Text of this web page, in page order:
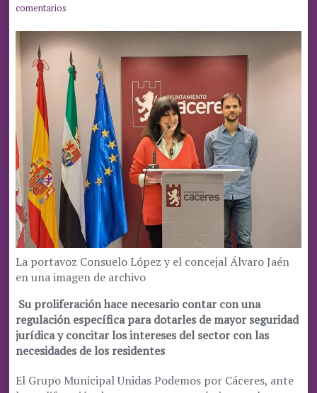
comentarios
La portavoz Consuelo López y el concejal Álvaro Jaén
en una imagen de archivo
Su proliferación hace necesario contar con una
regulación específica para dotarles de mayor seguridad
jurídica y concitar los intereses del sector con las
necesidades de los residentes
El Grupo Municipal Unidas Podemos por Cáceres, ante